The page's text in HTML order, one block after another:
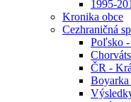
1995-
Kronika obce
Cezhraničná
Poľsko
ČR -